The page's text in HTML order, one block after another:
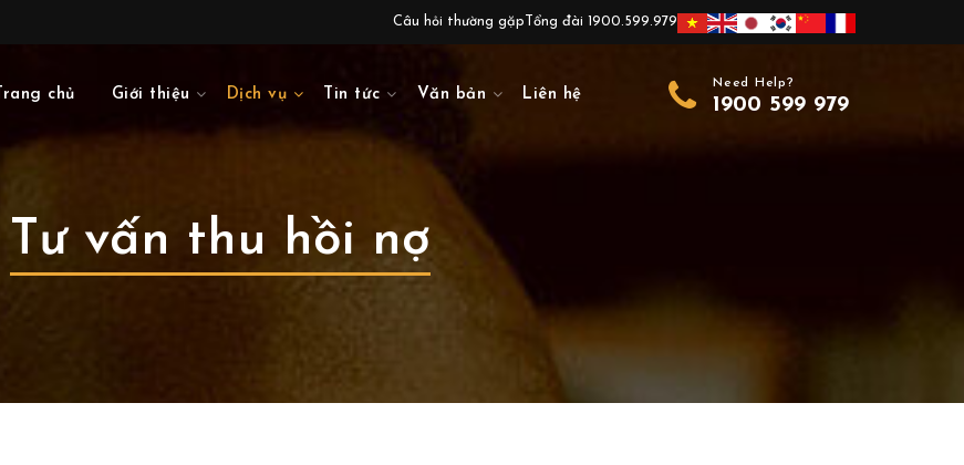
Câu hỏi thường gặp Tổng đài 1900.599.979
Trang chủ Giới thiệu Dịch vụ Tin tức Văn bản Liên hệ
Need Help?
1900 599 979
Tư vấn thu hồi nợ